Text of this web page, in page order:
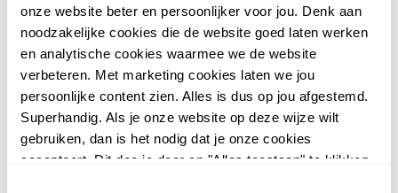
onze website beter en persoonlijker voor jou. Denk aan
noodzakelijke cookies die de website goed laten werken
en analytische cookies waarmee we de website
verbeteren. Met marketing cookies laten we jou
persoonlijke content zien. Alles is dus op jou afgestemd.
Superhandig. Als je onze website op deze wijze wilt
gebruiken, dan is het nodig dat je onze cookies
accepteert. Dit doe je door op "Alles toestaan" te klikken.